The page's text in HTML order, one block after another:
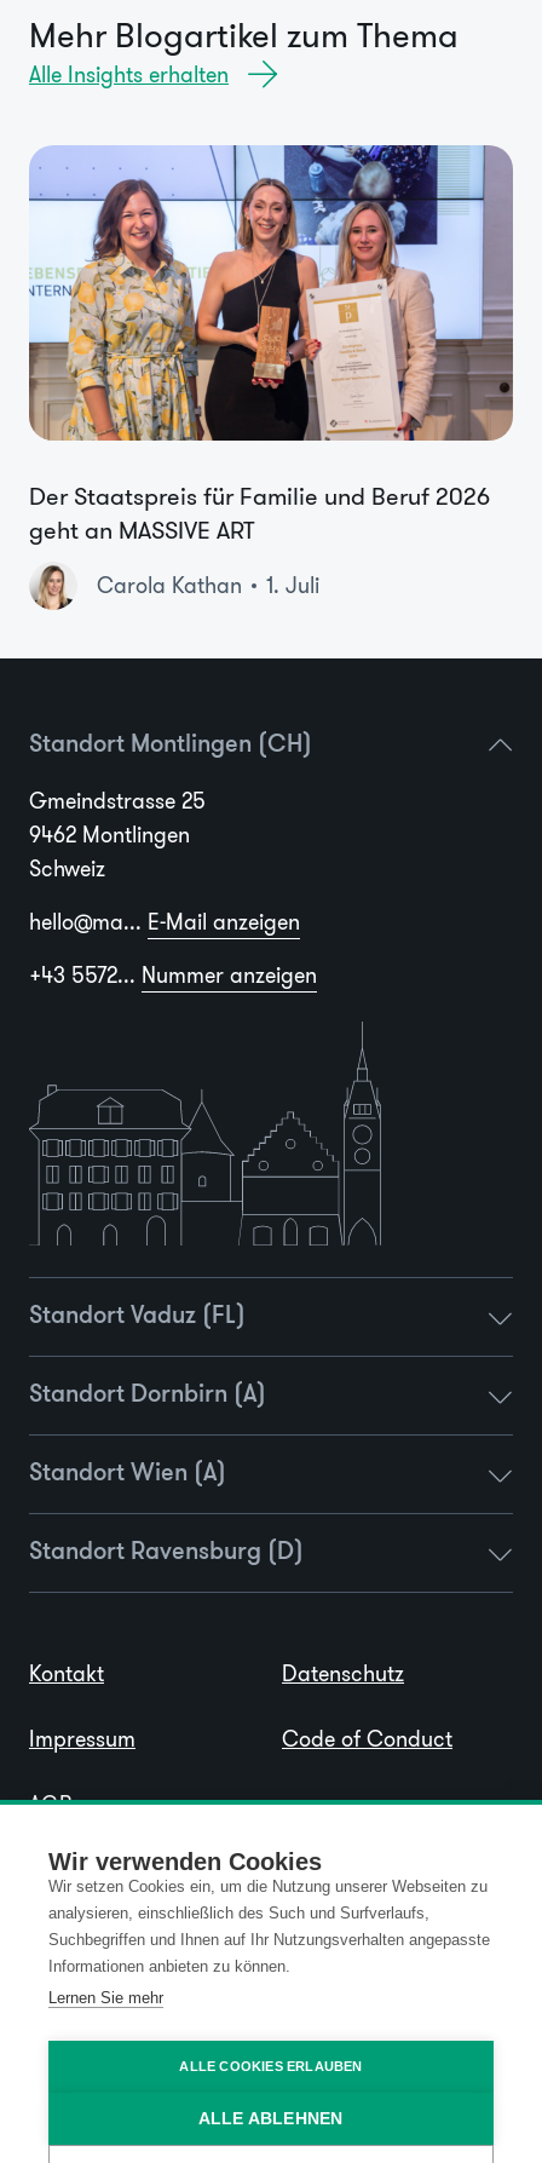
Wir verwenden Cookies
Wir setzen Cookies ein, um die Nutzung unserer Webseiten zu
analysieren, einschließlich des Such und Surfverlaufs,
Suchbegriffen und Ihnen auf Ihr Nutzungsverhalten angepasste
Informationen anbieten zu können.
Lernen Sie mehr
ALLE COOKIES ERLAUBEN
ALLE ABLEHNEN
Mehr Blogartikel zum Thema
Alle Insights erhalten
Der Staatspreis für Familie und Beruf 2026
geht an MASSIVE ART
Carola Kathan 1. Juli
Standort Montlingen (CH)
Gmeindstrasse 25
9462 Montlingen
Schweiz
hello@ma... E-Mail anzeigen
+43 5572... Nummer anzeigen
Standort Vaduz (FL)
Standort Dornbirn (A)
Standort Wien (A)
Standort Ravensburg (D)
Kontakt
Impressum
AGB
Datenschutz
Code of Conduct